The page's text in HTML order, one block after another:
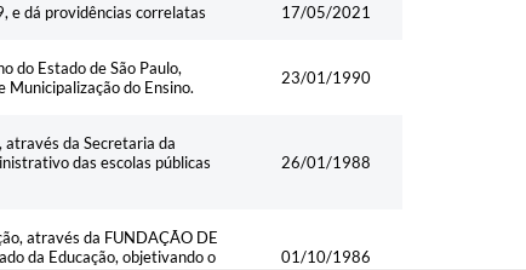
e dá providências correlatas 17/05/2021
do Estado de São Paulo,
Municipalização do Ensino.
23/01/1990
através da Secretaria da
das escolas públicas
26/01/1988
através da FUNDAÇÃO DE
da Educação, objetivando o
01/10/1986